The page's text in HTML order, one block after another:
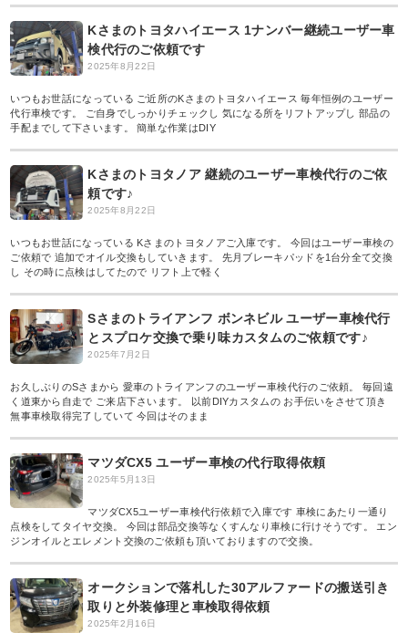
Kさまのトヨタハイエース 1ナンバー継続ユーザー車
検代行のご依頼です
2025年8月22日
いつもお世話になっている ご近所のKさまのトヨタハイエース 毎年恒例のユーザー
代行車検です。 ご自身でしっかりチェックし 気になる所をリフトアップし 部品の
手配までして下さいます。 簡単な作業はDIY
Kさまのトヨタノア 継続のユーザー車検代行のご依
頼です♪
2025年8月22日
いつもお世話になっている Kさまのトヨタノアご入庫です。 今回はユーザー車検の
ご依頼で 追加でオイル交換もしていきます。 先月ブレーキパッドを1台分全て交換
し その時に点検はしてたので リフト上で軽く
Sさまのトライアンフ ボンネビル ユーザー車検代行
とスプロケ交換で乗り味カスタムのご依頼です♪
2025年7月2日
お久しぶりのSさまから 愛車のトライアンフのユーザー車検代行のご依頼。 毎回遠
く道東から自走で ご来店下さいます。 以前DIYカスタムの お手伝いをさせて頂き
無事車検取得完了していて 今回はそのまま
マツダCX5 ユーザー車検の代行取得依頼
2025年5月13日
マツダCX5ユーザー車検代行依頼で入庫です 車検にあたり一通り
点検をしてタイヤ交換。 今回は部品交換等なくすんなり車検に行けそうです。 エン
ジンオイルとエレメント交換のご依頼も頂いておりますので交換。
オークションで落札した30アルファードの搬送引き
取りと外装修理と車検取得依頼
2025年2月16日